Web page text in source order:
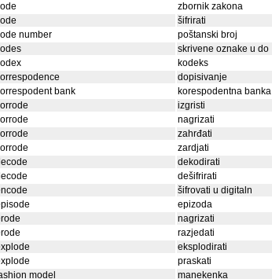
zbornik zakona
šifrirati
number
poštanski broj
skrivene oznake u do
kodeks
dopisivanje
bank
korespodentna banka
izgristi
nagrizati
zahrđati
zardjati
dekodirati
dešifrirati
šifrovati u digitaln
epizoda
nagrizati
razjedati
eksplodirati
praskati
model
manekenka